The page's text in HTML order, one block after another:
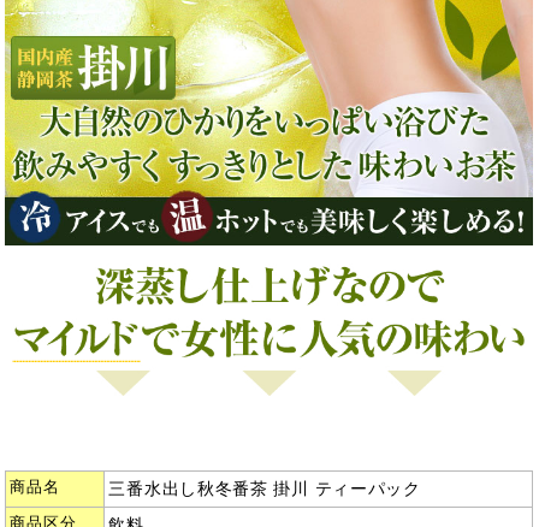
商品名 三番水出し秋冬番茶 掛川 ティーパック